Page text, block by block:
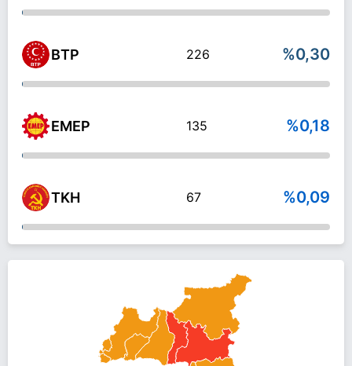
BTP 226 %0,30
EMEP 135 %0,18
TKH 67 %0,09